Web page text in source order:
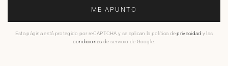
ME APUNTO
Esta página está protegido por reCAPTCHA y se aplican la política deprivacidad y las
condiciones de servicio de Google.